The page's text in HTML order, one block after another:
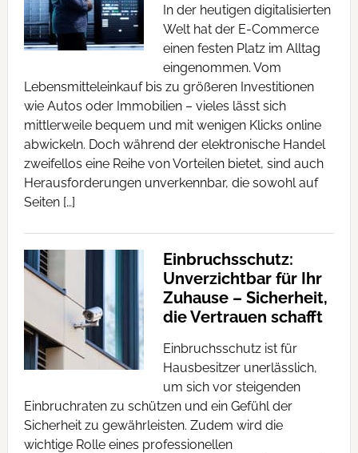
In der heutigen digitalisierten
Welt hat der E-Commerce
einen festen Platz im Alltag
eingenommen. Vom
Lebensmitteleinkauf bis zu größeren Investitionen
wie Autos oder Immobilien – vieles lässt sich
mittlerweile bequem und mit wenigen Klicks online
abwickeln. Doch während der elektronische Handel
zweifellos eine Reihe von Vorteilen bietet, sind auch
Herausforderungen unverkennbar, die sowohl auf
Seiten […]
Einbruchsschutz:
Unverzichtbar für Ihr
Zuhause – Sicherheit,
die Vertrauen schafft
Einbruchsschutz ist für
Hausbesitzer unerlässlich,
um sich vor steigenden
Einbruchraten zu schützen und ein Gefühl der
Sicherheit zu gewährleisten. Zudem wird die
wichtige Rolle eines professionellen